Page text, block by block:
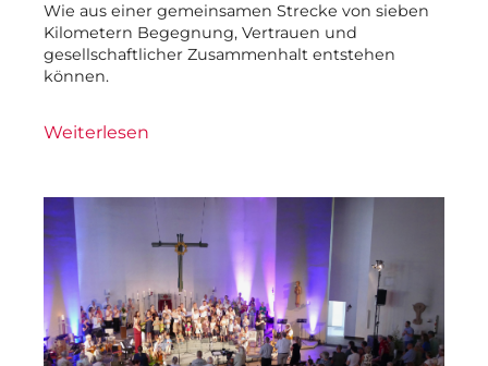
Wie aus einer gemeinsamen Strecke von sieben
Kilometern Begegnung, Vertrauen und
gesellschaftlicher Zusammenhalt entstehen
können.
Weiterlesen